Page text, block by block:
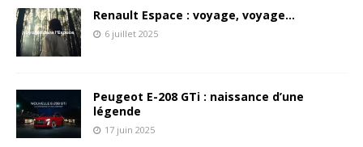
Renault Espace : voyage, voyage…
6 juillet 2025
Peugeot E-208 GTi : naissance d’une
légende
17 juin 2025